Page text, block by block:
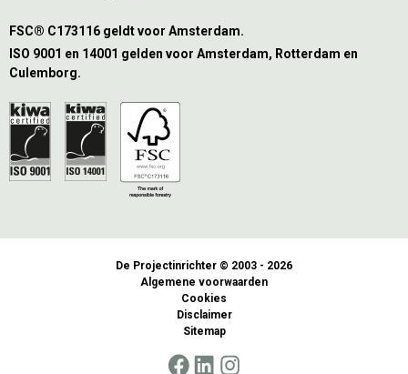
FSC® C173116 geldt voor Amsterdam.
ISO 9001 en 14001 gelden voor Amsterdam, Rotterdam en
Culemborg.
De Projectinrichter © 2003 - 2026
Algemene voorwaarden
Cookies
Disclaimer
Sitemap